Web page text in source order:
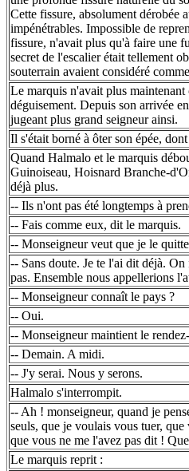
Cette fissure, absolument dérobée
impénétrables. Impossible de
fissure, n'avait plus qu'à faire une
secret de l'escalier était tellement
souterrain avaient considéré
Le marquis n'avait plus
déguisement. Depuis son arrivée
jugeant plus grand seigneur ainsi.
Il s'était borné à ôter son épée,
Quand Halmalo et le marquis
Guinoiseau, Hoisnard Branche-
déjà plus.
-- Ils n'ont pas été longtemps à
-- Fais comme eux, dit le marquis.
-- Monseigneur veut que je le
-- Sans doute. Je te l'ai dit déjà.
pas. Ensemble nous appellerions
-- Monseigneur connaît le pays ?
-- Oui.
-- Monseigneur maintient le
-- Demain. A midi.
-- J'y serai. Nous y serons.
Halmalo s'interrompit.
-- Ah ! monseigneur, quand je
seuls, que je voulais vous tuer,
que vous ne me l'avez pas dit !
Le marquis reprit :